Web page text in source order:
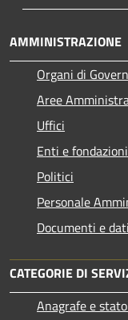
AMMINISTRAZIONE
Organi di
Aree
Uffici
Enti e fondazioni
Politici
Personale
Documenti e dati
CATEGORIE DI
Anagrafe e